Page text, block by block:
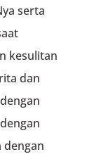
serta
kesulitan
dan
dengan